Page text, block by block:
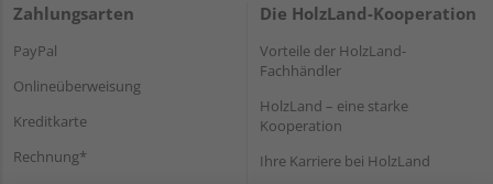
Zahlungsarten
PayPal
Onlineüberweisung
Kreditkarte
Rechnung*
Die HolzLand-Kooperation
Vorteile der HolzLand-
Fachhändler
HolzLand – eine starke
Kooperation
Ihre Karriere bei HolzLand